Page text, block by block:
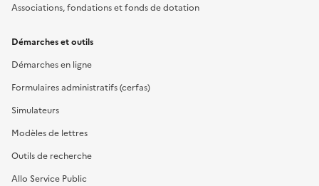
Associations, fondations et fonds de dotation
Démarches et outils
Démarches en ligne
Formulaires administratifs (cerfas)
Simulateurs
Modèles de lettres
Outils de recherche
Allo Service Public